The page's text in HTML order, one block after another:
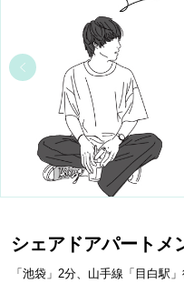
シェアドアパートメ
「池袋」2分、山手線「目白駅